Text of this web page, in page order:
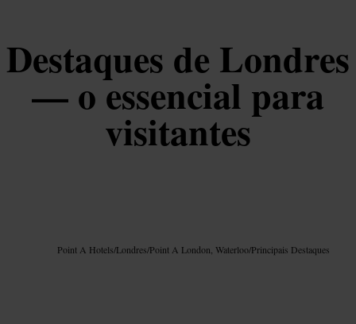
Destaques de Londres
— o essencial para
visitantes
Point A Hotels/Londres/Point A London, Waterloo/Principais Destaques